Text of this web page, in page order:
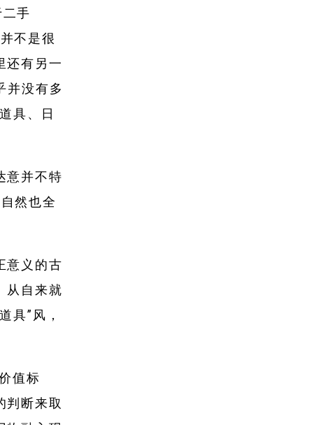
手
不是很
还有另一
并没有多
具、日
意并不特
然也全
意义的古
从自来就
具”风，
值标
判断来取